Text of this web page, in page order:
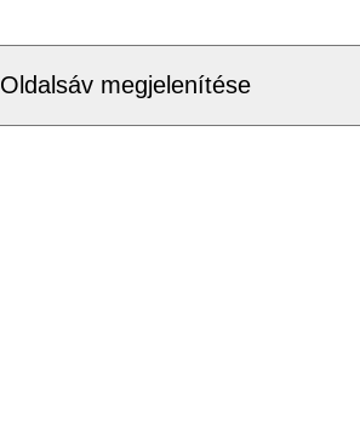
Oldalsáv megjelenítése